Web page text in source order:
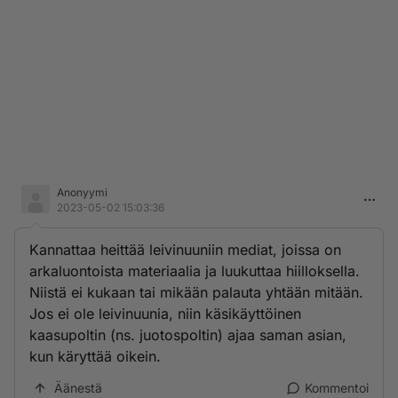
Anonyymi
2023-05-02 15:03:36
Kannattaa heittää leivinuuniin mediat, joissa on
arkaluontoista materiaalia ja luukuttaa hiilloksella.
Niistä ei kukaan tai mikään palauta yhtään mitään.
Jos ei ole leivinuunia, niin käsikäyttöinen
kaasupoltin (ns. juotospoltin) ajaa saman asian,
kun käryttää oikein.
Äänestä Kommentoi